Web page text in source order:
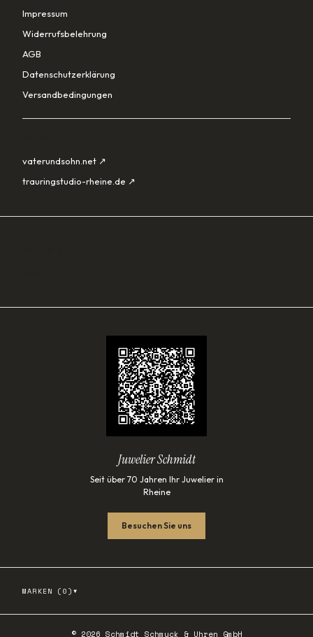
Impressum
Widerrufsbelehrung
AGB
Datenschutzerklärung
Versandbedingungen
vaterundsohn.net ↗
trauringstudio-rheine.de ↗
Juwelier Schmidt
Seit über 70 Jahren Ihr Juwelier in
Rheine
Besuchen Sie uns
MARKEN ( 0 ) ▾
© 2026 Schmidt Schmuck & Uhren GmbH